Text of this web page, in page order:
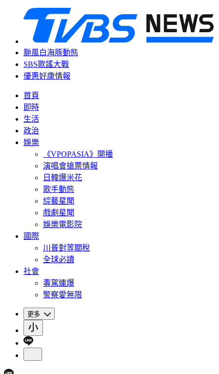
颱風白海豚動態
SBS歌謠大戰
優惠好康情報
首頁
即時
生活
政治
娛樂
《VPOPASIA》開播
演唱會搶票情報
日韓爆米花
歌手動態
綜藝星聞
戲劇星聞
娛樂電影院
國際
川普對等關稅
全球必讀
社會
毒駕連爆
警察愛無限
更多